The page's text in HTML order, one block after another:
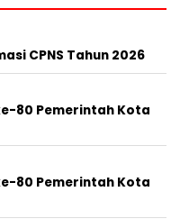
CPNS Tahun 2026
80 Pemerintah Kota
80 Pemerintah Kota